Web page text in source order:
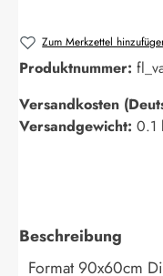
Zum Merkzettel
Produktnummer:
Versandkosten
Versandgewicht: 0.1
Beschreibung
Format 90x60cm